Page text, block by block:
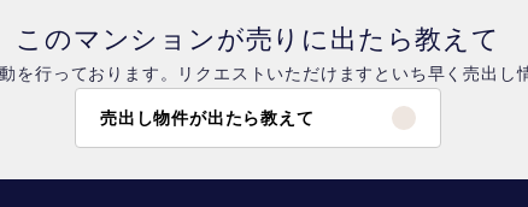
このマンションが売りに出たら教えて
を行っております。リクエストいただけますといち早く売出し
売出し物件が出たら教えて